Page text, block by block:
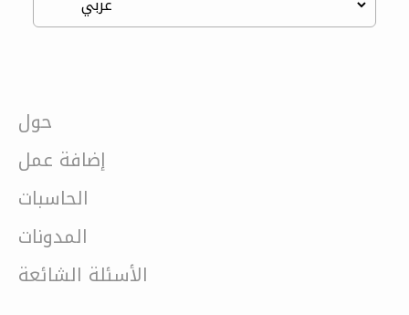
حول
إضافة عمل
الحاسبات
المدونات
الأسئلة الشائعة